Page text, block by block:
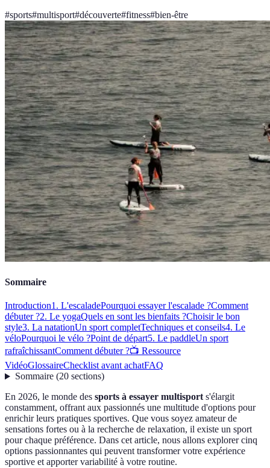
#sports#multisport#découverte#fitness#bien-être
Sommaire
Introduction1. L'escaladePourquoi essayer l'escalade ?Comment
débuter ?2. Le yogaQuels en sont les bienfaits ?Choisir le bon
style3. La natationUn sport completTechniques et conseils4. Le
véloPourquoi le vélo ?Point de départ5. Le paddleUn sport
rafraîchissantComment débuter ?📺 Ressource
VidéoGlossaireChecklist avant achatFAQ
Sommaire(20 sections)
En 2026, le monde des sports à essayer multisports'élargit
constamment, offrant aux passionnés une multitude d'options pour
enrichir leurs pratiques sportives. Que vous soyez amateur de
sensations fortes ou à la recherche de relaxation, il existe un sport
pour chaque préférence. Dans cet article, nous allons explorer cinq
options passionnantes qui peuvent transformer votre expérience
sportive et apporter variabilité à votre routine.